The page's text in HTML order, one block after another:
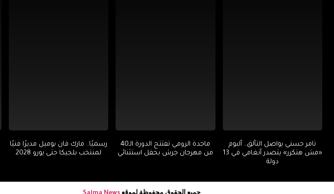
تامر حسني يواصل التألق.. ألبوم
«مش هتكرر» يتصدر أنغامي في 13
دولة
ماجدة الرومي تفتتح الدورة الـ40
من مهرجان جرش بحفل استثنائي
رسميًا.. مارك فان بوميل مديرًا فنيًا
لمنتخب بلجيكا حتى يورو 2028
جميع الحقوق محفوظة لموقع